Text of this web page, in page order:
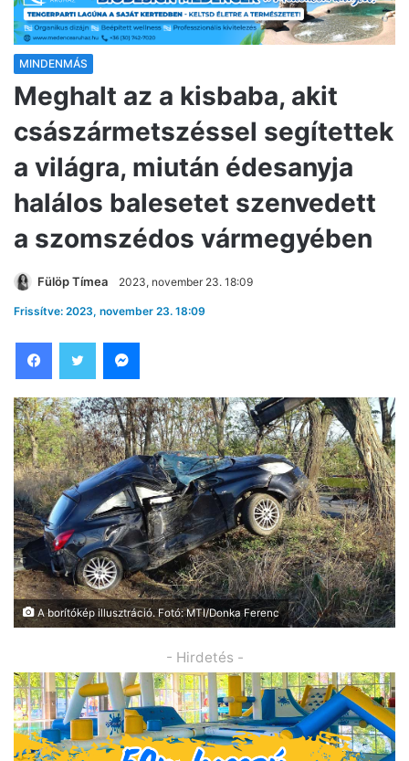
MINDENMÁS
Meghalt az a kisbaba, akit
császármetszéssel segítettek
a világra, miután édesanyja
halálos balesetet szenvedett
a szomszédos vármegyében
Fülöp Tímea 2023, november 23. 18:09
Frissítve: 2023, november 23. 18:09
A borítókép illusztráció. Fotó: MTI/Donka Ferenc
- Hirdetés -